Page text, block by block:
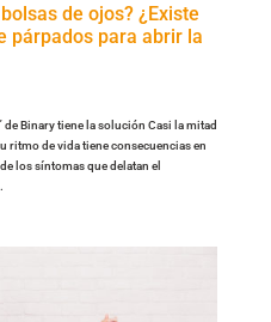
de ojos? ¿Existe
párpados para abrir la
Binary tiene la solución Casi la mitad
ritmo de vida tiene consecuencias en
los síntomas que delatan el